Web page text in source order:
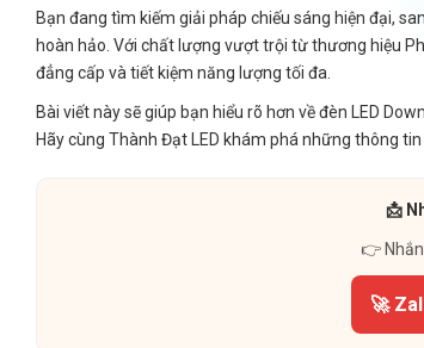
Bạn đang tìm kiếm giải pháp chiếu sáng hiện đại,
hoàn hảo. Với chất lượng vượt trội từ thương hiệu
đẳng cấp và tiết kiệm năng lượng tối đa.
Bài viết này sẽ giúp bạn hiểu rõ hơn về đèn LED
Hãy cùng Thành Đạt LED khám phá những thông
📩
👉
🚀